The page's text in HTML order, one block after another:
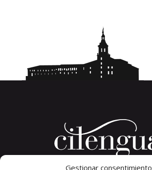
Gestionar consentimiento